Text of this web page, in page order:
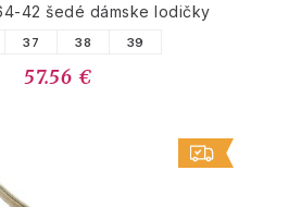
42 šedé dámske lodičky
37 38 39
57.56 €